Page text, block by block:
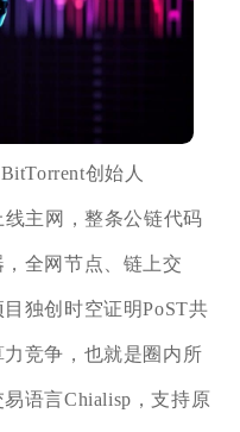
创始人
线主网，整条公链代码
全网节点、链上交
独创时空证明PoST共
竞争，也就是圈内所
语言Chialisp，支持原